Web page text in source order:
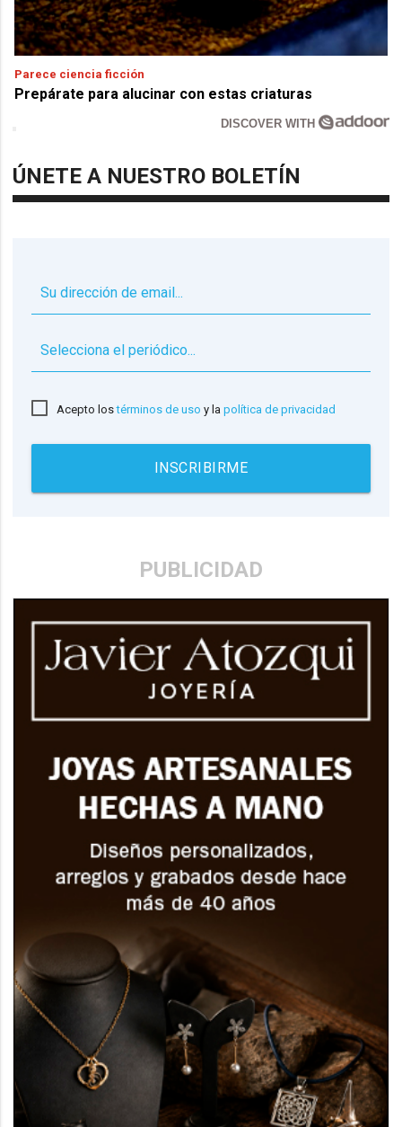
Parece ciencia ficción
Prepárate para alucinar con estas criaturas
DISCOVER WITH
ÚNETE A NUESTRO BOLETÍN
Acepto lostérminos de uso y lapolítica de privacidad
INSCRIBIRME
PUBLICIDAD